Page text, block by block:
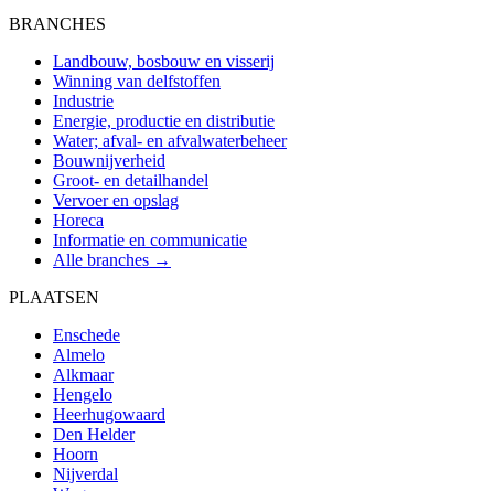
BRANCHES
Landbouw, bosbouw en visserij
Winning van delfstoffen
Industrie
Energie, productie en distributie
Water; afval- en afvalwaterbeheer
Bouwnijverheid
Groot- en detailhandel
Vervoer en opslag
Horeca
Informatie en communicatie
Alle branches →
PLAATSEN
Enschede
Almelo
Alkmaar
Hengelo
Heerhugowaard
Den Helder
Hoorn
Nijverdal